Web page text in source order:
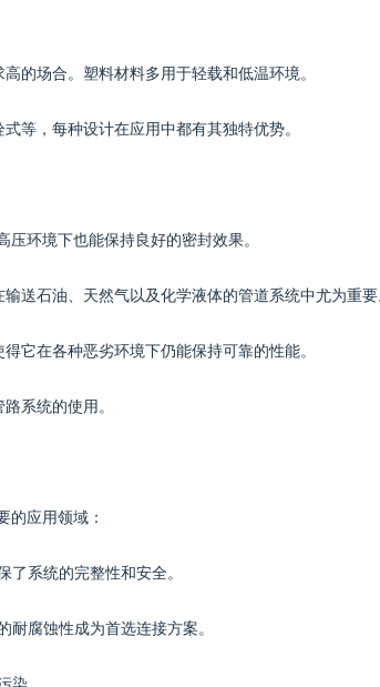
的场合。塑料材料多用于轻载和低温环境。
等，每种设计在应用中都有其独特优势。
环境下也能保持良好的密封效果。
送石油、天然气以及化学液体的管道系统中尤为重
它在各种恶劣环境下仍能保持可靠的性能。
系统的使用。
的应用领域：
系统的完整性和安全。
腐蚀性成为首选连接方案。